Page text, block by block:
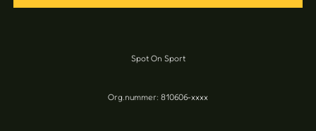
Spot On Sport
Org.nummer: 810606-xxxx